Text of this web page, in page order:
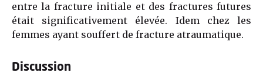
entre la fracture initiale et des fractures futures
était significativement élevée. Idem chez les
femmes ayant souffert de fracture atraumatique.
Discussion